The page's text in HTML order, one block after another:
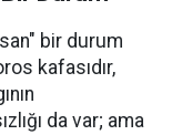
bir durum
kafasıdır,
da var; ama